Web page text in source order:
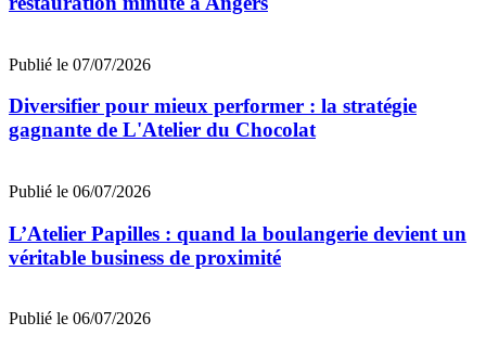
Publié le 07/07/2026
Diversifier pour mieux performer : la stratégie
gagnante de L'Atelier du Chocolat
Publié le 06/07/2026
L’Atelier Papilles : quand la boulangerie devient un
véritable business de proximité
Publié le 06/07/2026